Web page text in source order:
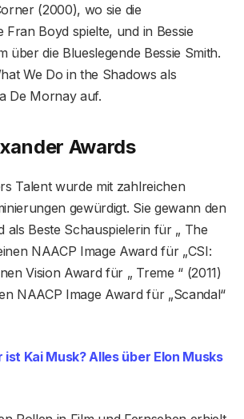
(2000), wo sie die
Fran Boyd spielte, und in Bessie
über die Blueslegende Bessie Smith.
We Do in the Shadows als
De Mornay auf.
Awards
Talent wurde mit zahlreichen
gewürdigt. Sie gewann den
als Beste Schauspielerin für „ The
NAACP Image Award für „CSI:
Vision Award für „ Treme “ (2011)
NAACP Image Award für „Scandal“
ist Kai Musk? Alles über Elon Musks